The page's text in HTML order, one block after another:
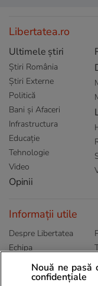
Libertatea.ro
Ultimele știri
Știri România
Știri Externe
Politică
Bani și Afaceri
Infrastructura
Educație
Tehnologie
Video
Opinii
Informații utile
Despre Libertatea
Echipa
Publicitate
Politica de
Nouă ne pasă
confidențiale